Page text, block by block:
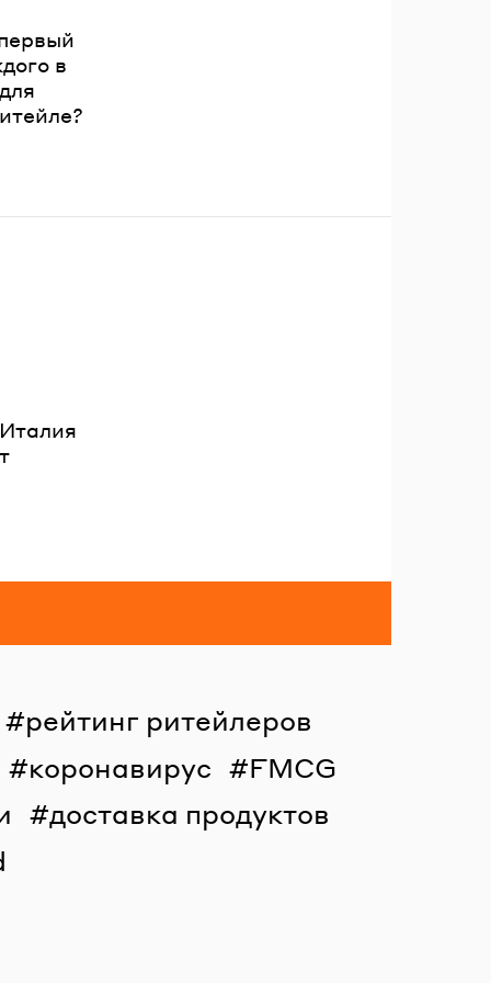
в
рейтинг ритейлеров
коронавирус
FMCG
доставка продуктов